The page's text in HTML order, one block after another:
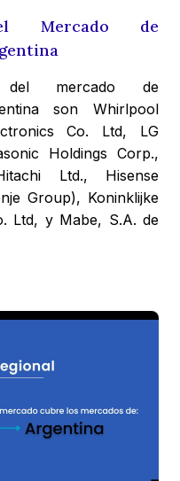
Mercado de
del mercado de
son Whirlpool
Co. Ltd, LG
Holdings Corp.,
Ltd., Hisense
Group), Koninklijke
Ltd, y Mabe, S.A. de